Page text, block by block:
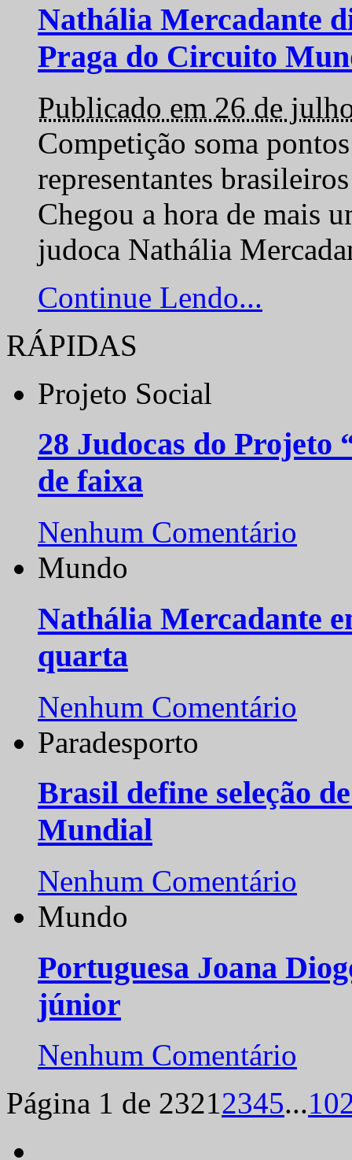
Nathália Mercadante
Praga do Circuito
Publicado em 26 de
Competição soma
representantes
Chegou a hora de mais
judoca Nathália
Continue Lendo...
RÁPIDAS
Projeto Social
28 Judocas do
de faixa
Nenhum Comentário
Mundo
Nathália Mercadante
quarta
Nenhum Comentário
Paradesporto
Brasil define seleção
Mundial
Nenhum Comentário
Mundo
Portuguesa Joana
júnior
Nenhum Comentário
Página 1 de 23212345...10